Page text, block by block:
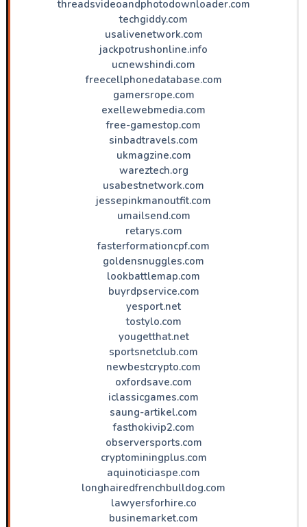
threadsvideoandphotodownloader.com
techgiddy.com
usalivenetwork.com
jackpotrushonline.info
ucnewshindi.com
freecellphonedatabase.com
gamersrope.com
exellewebmedia.com
free-gamestop.com
sinbadtravels.com
ukmagzine.com
wareztech.org
usabestnetwork.com
jessepinkmanoutfit.com
umailsend.com
retarys.com
fasterformationcpf.com
goldensnuggles.com
lookbattlemap.com
buyrdpservice.com
yesport.net
tostylo.com
yougetthat.net
sportsnetclub.com
newbestcrypto.com
oxfordsave.com
iclassicgames.com
saung-artikel.com
fasthokivip2.com
observersports.com
cryptominingplus.com
aquinoticiaspe.com
longhairedfrenchbulldog.com
lawyersforhire.co
businemarket.com